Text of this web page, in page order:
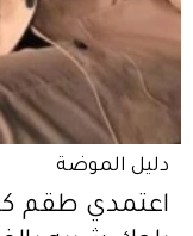
دليل الموضة